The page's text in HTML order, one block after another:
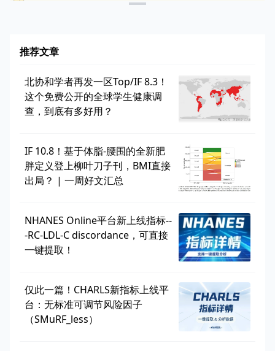
推荐文章
北协和学者再发一区Top/IF 8.3！
这个免费公开的全球学生健康调
查，到底有多好用？
IF 10.8！基于体脂-腰围的全新肥
胖定义登上柳叶刀子刊，BMI直接
出局？ | 一周好文汇总
NHANES Online平台新上线指标--
-RC-LDL-C discordance，可直接
一键提取！
仅此一篇！CHARLS新指标上线平
台：无标准可调节风险因子
（SMuRF_less）